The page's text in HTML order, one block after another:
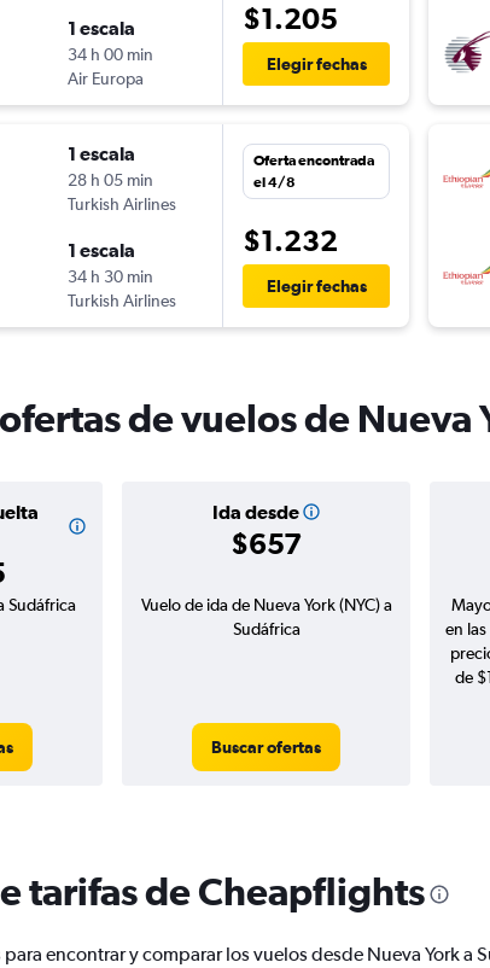
1 escala
34 h 00 min
Air Europa
$1.205
Elegir fechas
1 escala
28 h 05 min
Turkish Airlines
1 escala
34 h 30 min
Turkish Airlines
Oferta encontrada
el 4/8
$1.232
Elegir fechas
de vuelos de Nueva
Ida desde
$657
Sudáfrica
Vuelo de ida de Nueva York (NYC) a
Sudáfrica
Buscar ofertas
en
de
tarifas de Cheapflights
encontrar y comparar los vuelos desde Nueva York a